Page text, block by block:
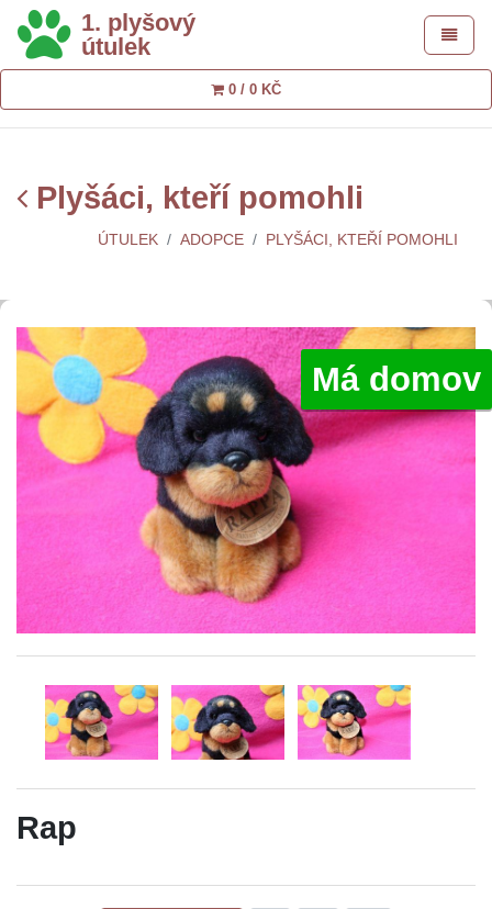
1. plyšový
útulek
Toggle
0 / 0 KČ
Plyšáci, kteří pomohli
ÚTULEK ADOPCE PLYŠÁCI, KTEŘÍ POMOHLI
Má domov
Rap